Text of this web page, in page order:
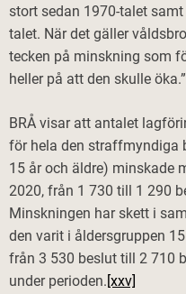
stort sedan 1970-talet
talet. När det gäller
tecken på minskning som
heller på att den skulle öka.”
BRÅ visar att antalet
för hela den straffmyndiga
15 år och äldre) minskade
2020, från 1 730 till 1 290
Minskningen har skett i
den varit i åldersgruppen
från 3 530 beslut till 2 710
under perioden.[xxv]